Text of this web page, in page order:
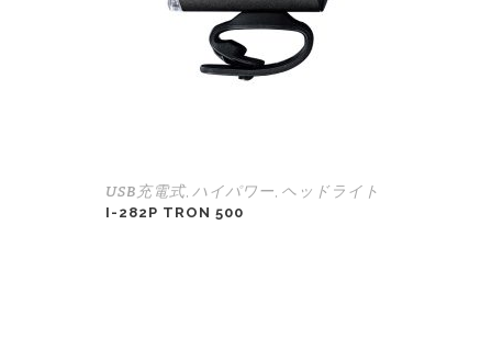
USB充電式, ハイパワー, ヘッドライト
I-282P TRON 500